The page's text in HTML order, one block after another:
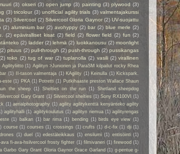
(3) okseri (3) open jump (3) painting (3) plywood (3)
(3) tricolour (3) unofficial agility trials (3) valmentajakurssi
(2) Silvercool (2) Silvercool Gloria Gaynor (2) UV-suojattu
(2) aluminium bar (2) avohyppy (2) bar (2) blue merle (2)
(2) epäviralliset kisat (2) field (2) flower field (2) fun (2)
(2) ladder (2) lehmä (2) luokkanousu (2) moonlight
(2) pituus (2) pull-through (2) push-through (2) pussikangas
toko (2) tug of war (2) tuplanolla (2) vasili (2) virallinen
Agilityliitto (1) Agilityn >Juniorien ja ParaSM kilpailut rocky Rhea
(1) II-tason valmentaja (1) KAgility (1) Keinulla (1) Kickspark.
este (1) PKA (1) Potretti (1) Putkihaaste preston Wallace Shaun
the sheep (1) Shelties on the run (1)
Shetland sheepdog
Gary Grant (1) Silvercool shelties (1) Sony RX100VI
(1)
(1) aerialphotography (1) agility agilitykenttä kenyänteko agility
agilityhalli (1) agilitykoulutus (1) agilityn riemua (1) agilityrengas
(1) balkan (1) bar rima (1) bending (1) birds eye view (1)
course (1) courses (1) crossings (1) crufts (1) d-c-fix (1) dji (1)
drones (1) duel (1) edestäleikkaus (1) ensilumi (1) entisöinti (1)
ava fi-ava-hsilvercool frosty fighter (1) filmivaneri (1) firewood (1)
Garbo Gary Grant Gloria Gaynor Grace Garland (1) g-pentue g-